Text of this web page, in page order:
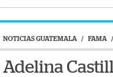
NOTICIAS GUATEMALA / FAMA /
Adelina